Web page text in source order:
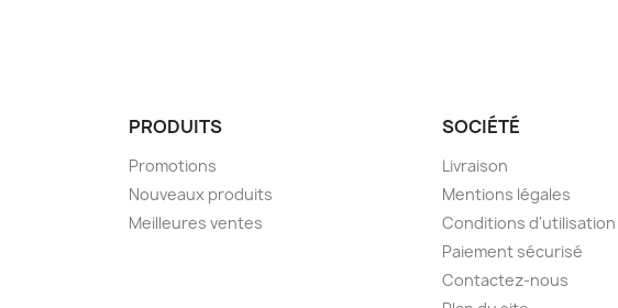
PRODUITS
Promotions
Nouveaux produits
Meilleures ventes
SOCIÉTÉ
Livraison
Mentions légales
Conditions d'utilisation
Paiement sécurisé
Contactez-nous